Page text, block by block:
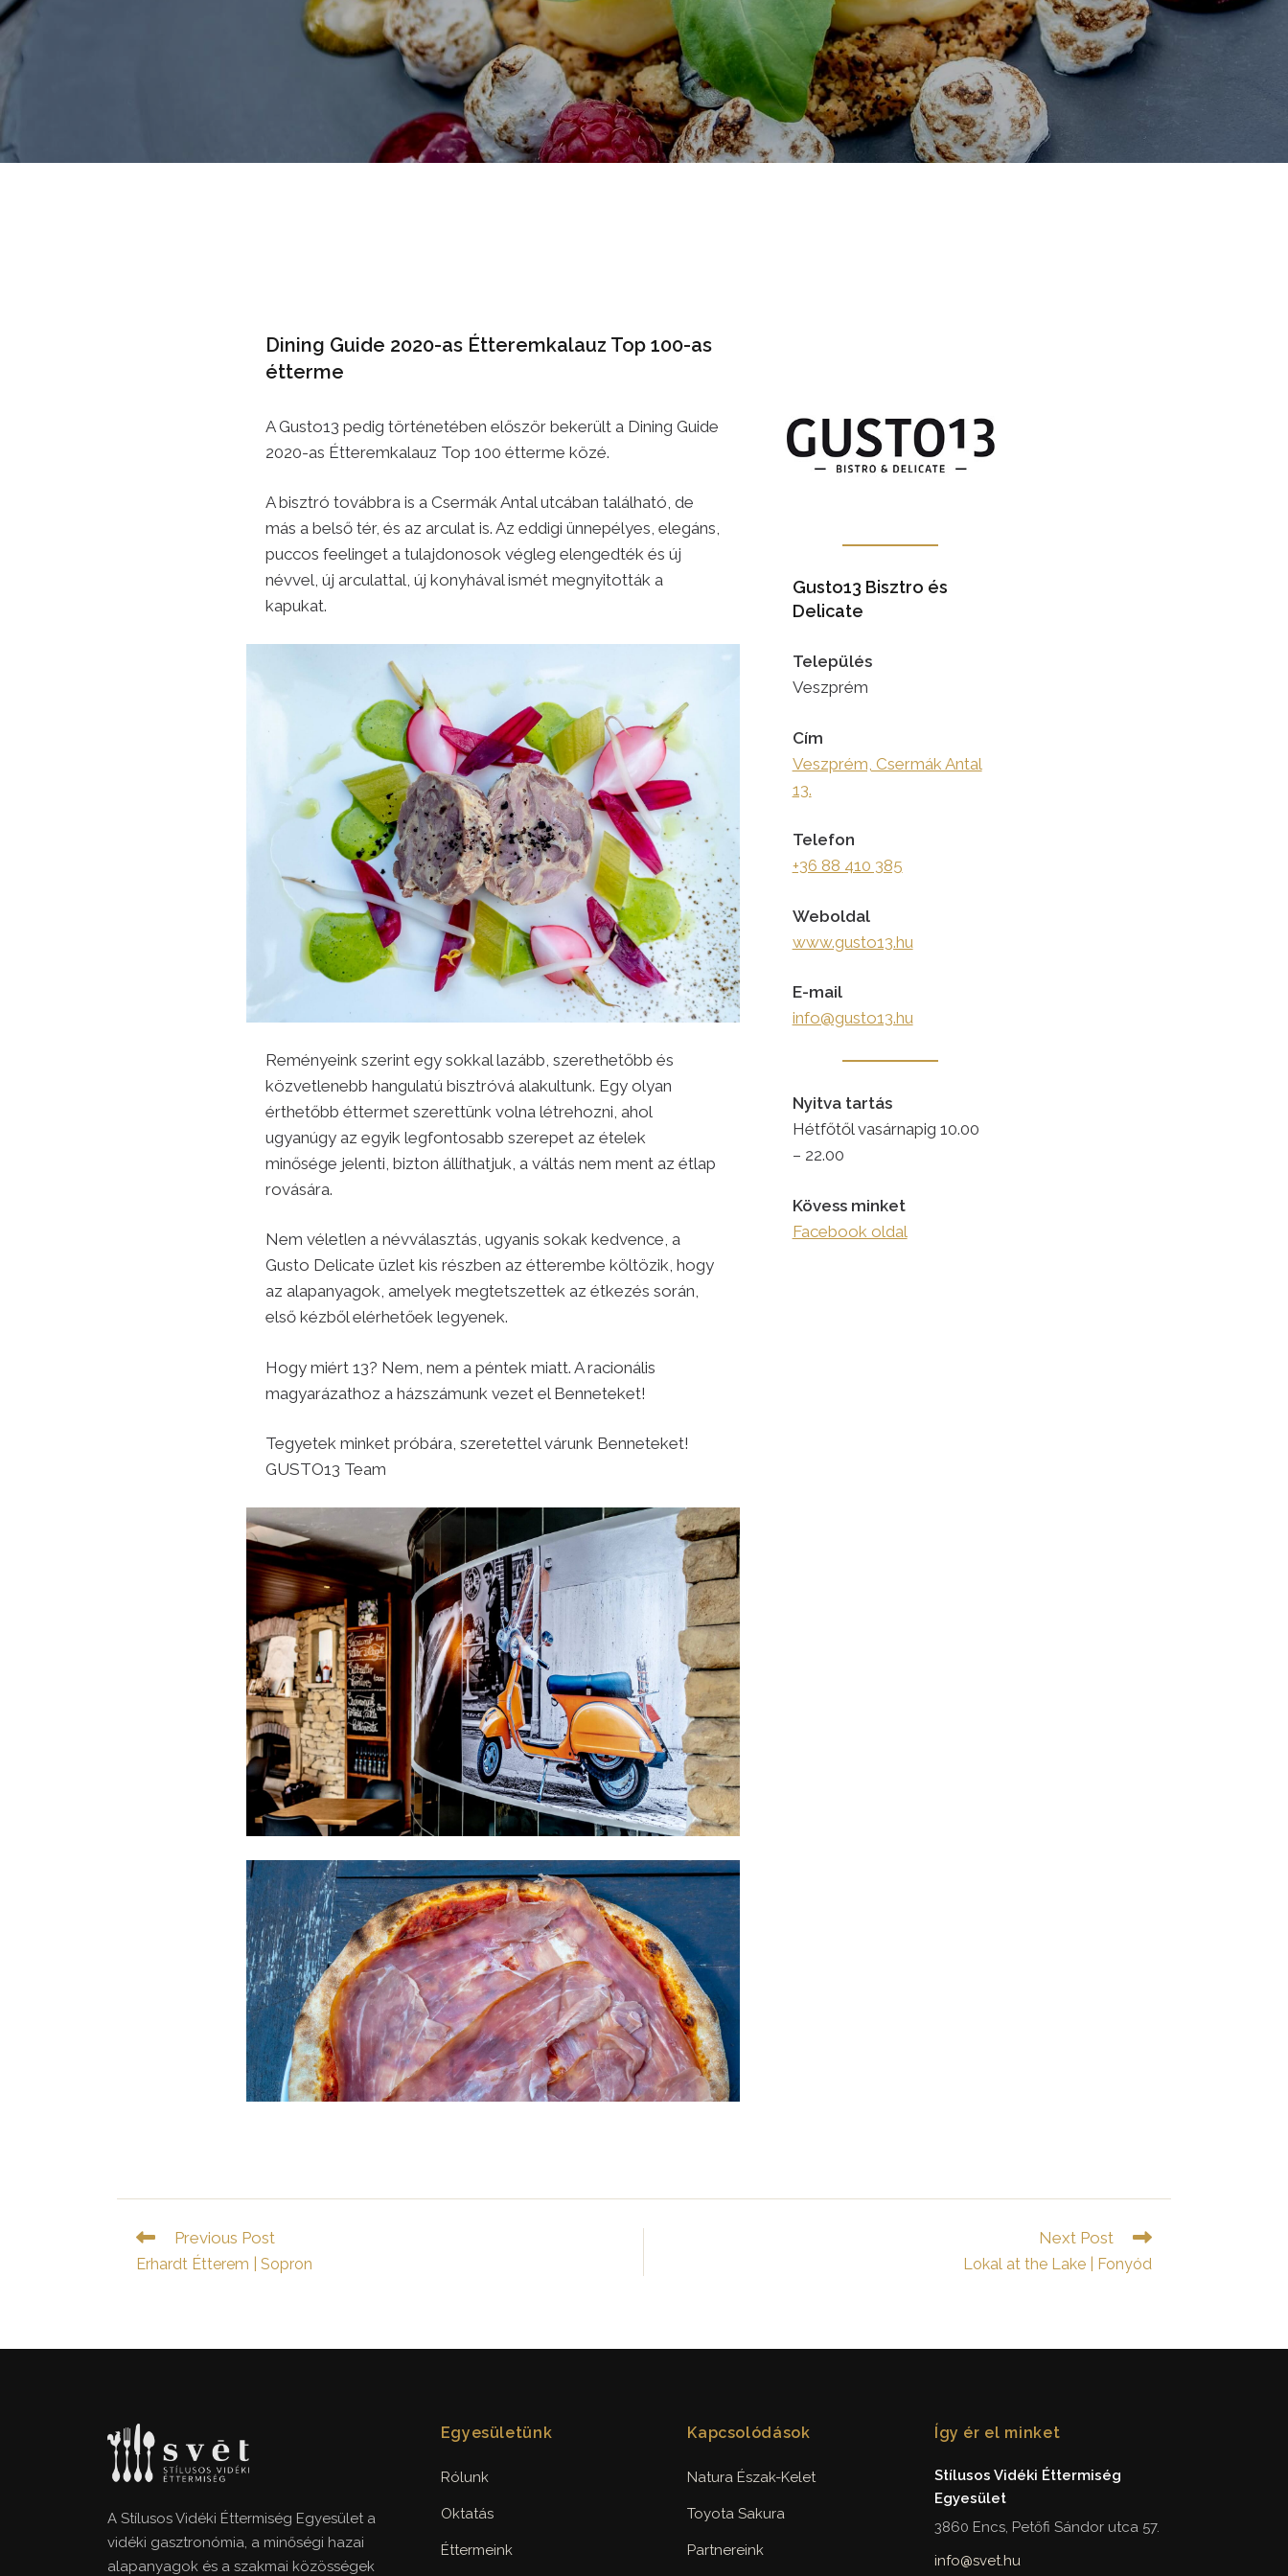
Dining Guide 2020-as Étteremkalauz Top 100-as
étterme
A Gusto13 pedig történetében először bekerült a Dining Guide
2020-as Étteremkalauz Top 100 étterme közé.
A bisztró továbbra is a Csermák Antal utcában található, de
más a belső tér, és az arculat is. Az eddigi ünnepélyes, elegáns,
puccos feelinget a tulajdonosok végleg elengedték és új
névvel, új arculattal, új konyhával ismét megnyitották a
kapukat.
Reményeink szerint egy sokkal lazább, szerethetőbb és
közvetlenebb hangulatú bisztróvá alakultunk. Egy olyan
érthetőbb éttermet szerettünk volna létrehozni, ahol
ugyanúgy az egyik legfontosabb szerepet az ételek
minősége jelenti, bizton állíthatjuk, a váltás nem ment az étlap
rovására.
Nem véletlen a névválasztás, ugyanis sokak kedvence, a
Gusto Delicate üzlet kis részben az étterembe költözik, hogy
az alapanyagok, amelyek megtetszettek az étkezés során,
első kézből elérhetőek legyenek.
Hogy miért 13? Nem, nem a péntek miatt. A racionális
magyarázathoz a házszámunk vezet el Benneteket!
Tegyetek minket próbára, szeretettel várunk Benneteket!
GUSTO13 Team
Gusto13 Bisztro és
Delicate
Település
Veszprém
Cím
Veszprém, Csermák Antal
13.
Telefon
+36 88 410 385
Weboldal
www.gusto13.hu
E-mail
info@gusto13.hu
Nyitva tartás
Hétfőtől vasárnapig 10.00
– 22.00
Kövess minket
Facebook oldal
Read
articles
Previous Post
Erhardt Étterem | Sopron
Next Post
Lokal at the Lake | Fonyód
A Stílusos Vidéki Éttermiség Egyesület a
vidéki gasztronómia, a minőségi hazai
alapanyagok és a szakmai közösségek
Egyesületünk
Rólunk
Oktatás
Éttermeink
Kapcsolódások
Natura Észak-Kelet
Toyota Sakura
Partnereink
Így ér el minket
Stílusos Vidéki Éttermiség
Egyesület
3860 Encs, Petőfi Sándor utca 57.
info@svet.hu